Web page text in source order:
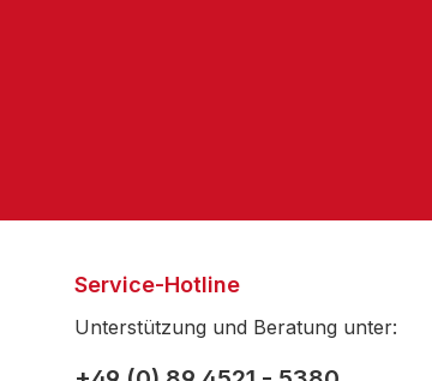
Service-Hotline
Unterstützung und Beratung unter: